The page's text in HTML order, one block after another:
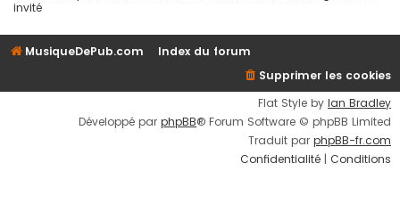
invité
MusiqueDePub.com
Index du forum
Supprimer les cookies
Flat Style by Ian Bradley
Développé par phpBB® Forum Software © phpBB Limited
Traduit par phpBB-fr.com
Confidentialité | Conditions